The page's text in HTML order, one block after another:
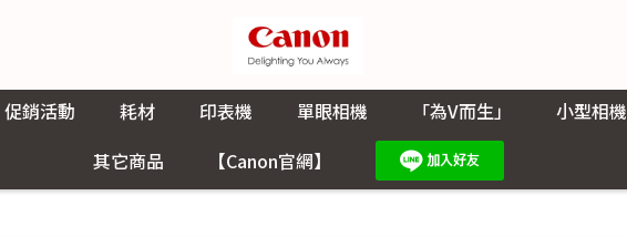
促銷活動 耗材 印表機 單眼相機 「為V而生」 小型相機
其它商品
【Canon官網】